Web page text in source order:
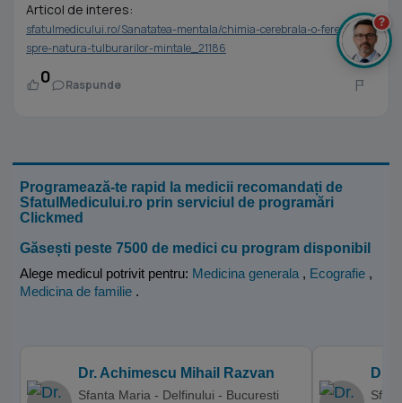
Articol de interes:
sfatulmedicului.ro/Sanatatea-mentala/chimia-cerebrala-o-fereastra-
spre-natura-tulburarilor-mintale_21186
0 Raspunde
Programează-te rapid la medicii recomandați de
SfatulMedicului.ro prin serviciul de programări
Clickmed
Găsești peste 7500 de medici cu program disponibil
Alege medicul potrivit pentru: Medicina generala , Ecografie ,
Medicina de familie .
Dr. Achimescu Mihail Razvan
Sfanta Maria - Delfinului - Bucuresti
Dr.
?